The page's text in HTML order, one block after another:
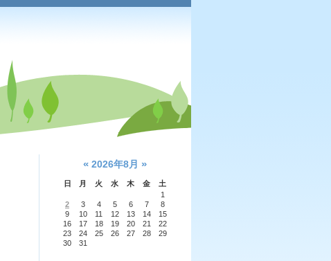
« 2026年8月 »
日 月 火 水 木 金
土
1
2
3 4 5 6 7
8
9
10 11 12 13 14
15
16
17 18 19 20 21
22
23
24 25 26 27 28
29
30
31